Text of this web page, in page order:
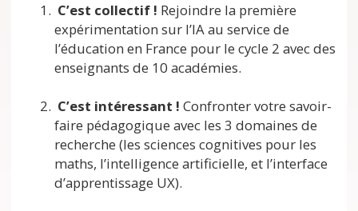
C’est collectif ! Rejoindre la première
expérimentation sur l’IA au service de
l’éducation en France pour le cycle 2 avec des
enseignants de 10 académies.
C’est intéressant ! Confronter votre savoir-
faire pédagogique avec les 3 domaines de
recherche (les sciences cognitives pour les
maths, l’intelligence artificielle, et l’interface
d’apprentissage UX).